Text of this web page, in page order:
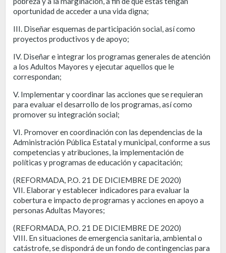
oportunidad de acceder a una vida digna;
III. Diseñar esquemas de participación social, así como
proyectos productivos y de apoyo;
IV. Diseñar e integrar los programas generales de atención
a los Adultos Mayores y ejecutar aquellos que le
correspondan;
V. Implementar y coordinar las acciones que se requieran
para evaluar el desarrollo de los programas, así como
promover su integración social;
VI. Promover en coordinación con las dependencias de la
Administración Pública Estatal y municipal, conforme a sus
competencias y atribuciones, la implementación de
políticas y programas de educación y capacitación;
(REFORMADA, P.O. 21 DE DICIEMBRE DE 2020)
VII. Elaborar y establecer indicadores para evaluar la
cobertura e impacto de programas y acciones en apoyo a
personas Adultas Mayores;
(REFORMADA, P.O. 21 DE DICIEMBRE DE 2020)
VIII. En situaciones de emergencia sanitaria, ambiental o
catástrofe, se dispondrá de un fondo de contingencias para